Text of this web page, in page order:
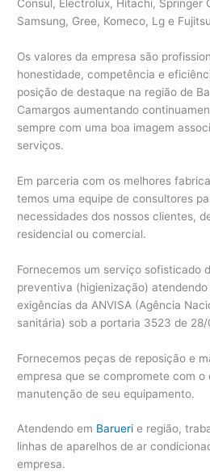
Consul, Electrolux, Hitachi, Springer
Samsung, Gree, Komeco, Lg e
Os valores da empresa são
honestidade, competência e
posição de destaque na região de
Camargos aumentando
sempre com uma boa imagem
serviços.
Em parceria com os melhores
temos uma equipe de consultores
necessidades dos nossos clientes,
residencial ou comercial.
Fornecemos um serviço sofisticado
preventiva (higienização)
exigências da ANVISA (Agência
sanitária) sob a portaria 3523 de
Fornecemos peças de reposição e
empresa que se compromete com
manutenção de seu equipamento.
Atendendo em Barueri e região,
linhas de aparelhos de ar
empresa.